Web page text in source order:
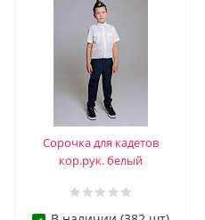
Сорочка для кадетов
кор.рук. белый